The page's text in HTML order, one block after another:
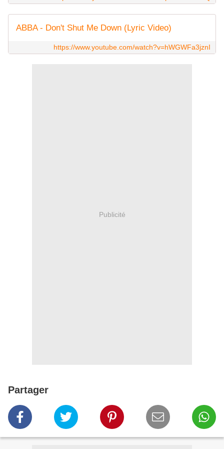
ABBA - Don't Shut Me Down (Lyric Video)
https://www.youtube.com/watch?v=hWGWFa3jznI
Publicité
Partager